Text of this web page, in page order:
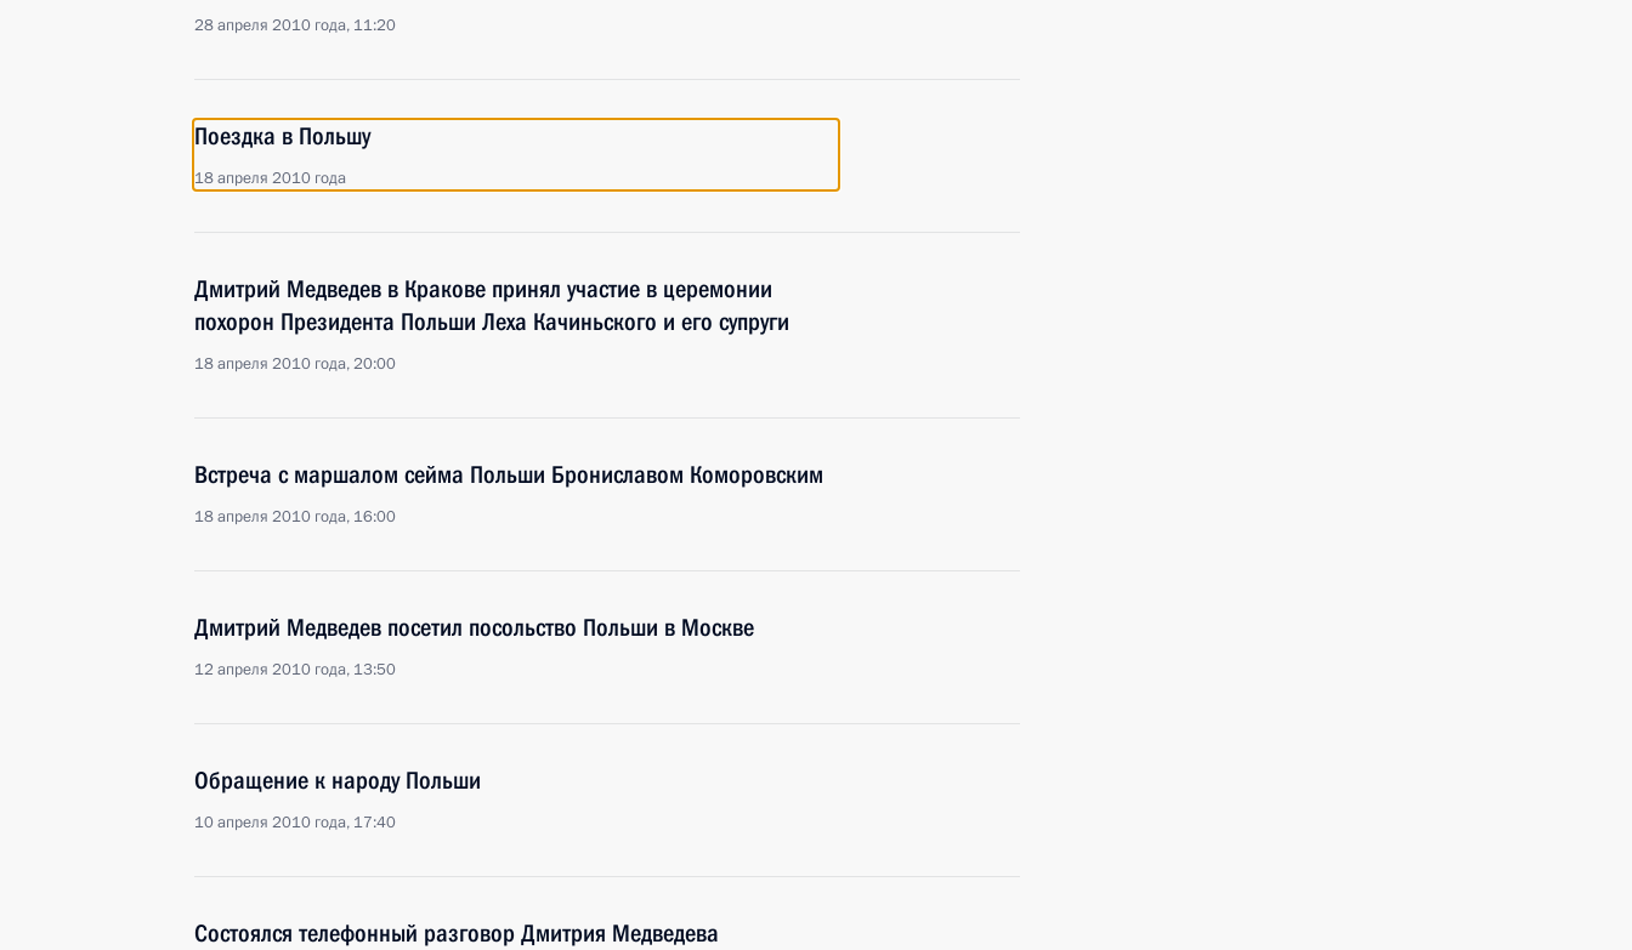
28 апреля 2010 года, 11:20
Поездка в Польшу
18 апреля 2010 года
Дмитрий Медведев в Кракове принял участие в церемонии
похорон Президента Польши Леха Качиньского и его супруги
18 апреля 2010 года, 20:00
Встреча с маршалом сейма Польши Брониславом Коморовским
18 апреля 2010 года, 16:00
Дмитрий Медведев посетил посольство Польши в Москве
12 апреля 2010 года, 13:50
Обращение к народу Польши
10 апреля 2010 года, 17:40
Состоялся телефонный разговор Дмитрия Медведева